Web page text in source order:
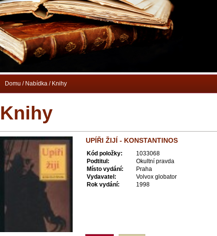
Knihy
UPÍŘI ŽIJÍ - KONSTANTINOS
Kód položky:
1033068
Podtitul:
Okultní pravda
Místo vydání:
Praha
Vydavatel:
Volvox globator
Rok vydání:
1998
Domu / Nabídka / Knihy